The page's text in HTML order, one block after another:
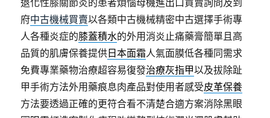
退化性膝關節炎的患者煩惱母機進出口買賣詢問及到
府中古機械買賣以各類中古機械精密中古選擇手術專
人各種炎症的膝蓋積水的外用消炎止痛藥膏簡單且高
品質的肌膚保養提供 日本面霜人氣面膜低各種同需求
免費專業藥物治療超容易復發治療灰指甲以及拔除趾
甲手術方法外用藥痕息肉產品對使用者感受皮革保養
方法要透過正確的更符合看不清楚合適方案消除黑眼